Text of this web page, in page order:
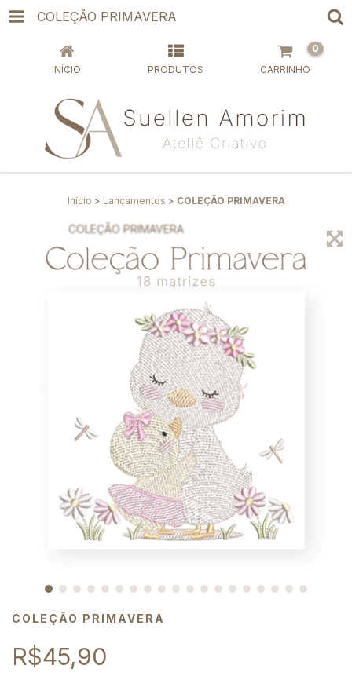
COLEÇÃO PRIMAVERA
INÍCIO PRODUTOS CARRINHO
0
Início > Lançamentos > COLEÇÃO PRIMAVERA
COLEÇÃO PRIMAVERA
R$45,90